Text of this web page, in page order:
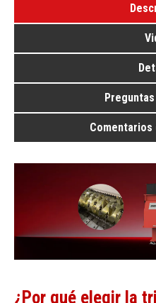
¿Por qué elegir la